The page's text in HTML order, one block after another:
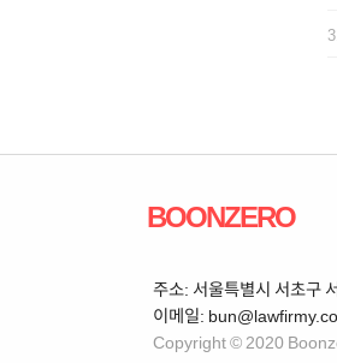
BOONZERO
주소: 서울특별시 서초구
이메일:
Copyright © 2020